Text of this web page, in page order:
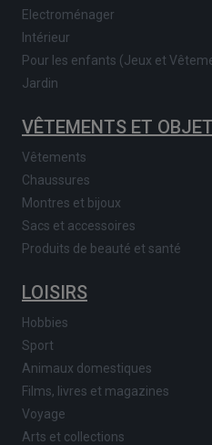
Electroménager
Intérieur
Pour les enfants (Jeux et
Jardin
VÊTEMENTS ET
Vêtements
Chaussures
Montres et bijoux
Sacs et accessoires
Produits de beauté et santé
LOISIRS
Hobbies
Sport
Animaux domestiques
Films, livres et magazines
Voyage
Arts et collections